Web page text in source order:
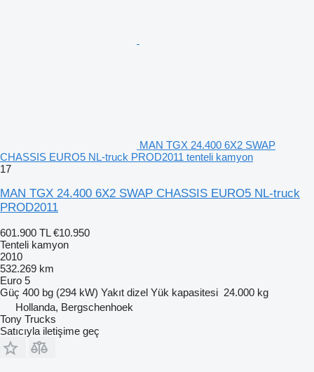
MAN TGX 24.400 6X2 SWAP
CHASSIS EURO5 NL-truck PROD2011 tenteli kamyon
17
MAN TGX 24.400 6X2 SWAP CHASSIS EURO5 NL-truck
PROD2011
601.900 TL €10.950
Tenteli kamyon
2010
532.269 km
Euro 5
Güç 400 bg (294 kW) Yakıt dizel Yük kapasitesi 24.000 kg
Hollanda, Bergschenhoek
Tony Trucks
Satıcıyla iletişime geç